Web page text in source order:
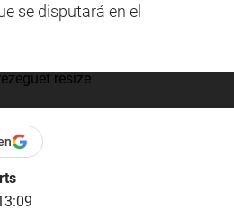
se disputará en el